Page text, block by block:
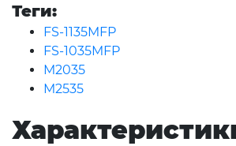
Теги:
FS-1135MFP
FS-1035MFP
M2035
M2535